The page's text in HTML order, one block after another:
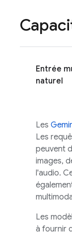
Entrée
naturel
Les
Les
peuvent
images,
l'audio.
Les
à fournir